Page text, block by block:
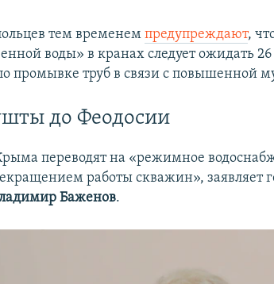
тем временемпредупреждают,
воды» в кранах следует ожидать 26
промывке труб в связи с повышенной
до Феодосии
переводят на «режимное
работы скважин», заявляет
Баженов.